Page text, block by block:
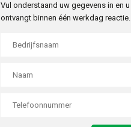
Vul onderstaand uw gegevens in en u
ontvangt binnen één werkdag reactie.